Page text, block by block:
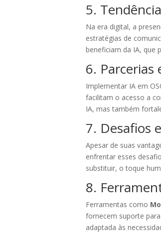
5.
Na era digital, a
estratégias de
beneficiam da IA, que
6. Parcerias
Implementar IA em
facilitam o acesso a
IA, mas também
7. Desafios
Apesar de suas
enfrentar esses
substituir, o toque
8.
Ferramentas como
fornecem suporte
adaptada às